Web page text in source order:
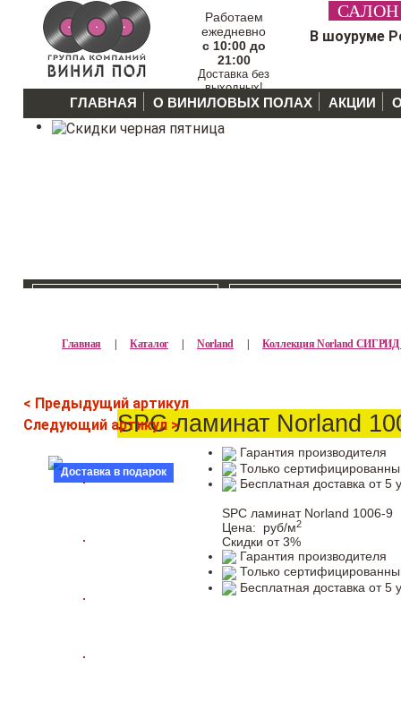
товара
Работаем
ежедневно
с 10:00 до
21:00
Доставка без
выходных!
В шоуруме
ГЛАВНАЯ О ВИНИЛОВЫХ ПОЛАХ АКЦИИ
Главная Каталог Norland Коллекция Norland
< Предыдущий артикул
Следующий артикул >SPC ламинат Norland
Доставка в подарок
Гарантия производителя
Только
Бесплатная доставка от 5
SPC ламинат Norland 1006-9
Цена:
руб/м2
Скидки от 3%
Гарантия производителя
Только
Бесплатная доставка от 5